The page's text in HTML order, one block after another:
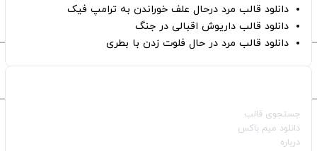
دانلود قالب مرد درحال علف خوراندن به ترامپ فیک
دانلود قالب داریوش اقبالی در جنگ
دانلود قالب مرد در حال فلوت زدن با بطری
جستجوی قالب
دانلود میم باکس
درباره